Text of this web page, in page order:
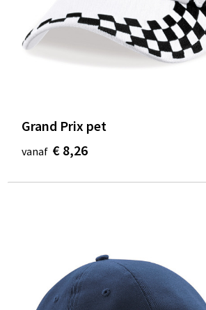
Grand Prix pet
vanaf € 8,26